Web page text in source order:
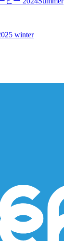
winter